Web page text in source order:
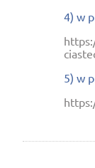
4) w
5) w